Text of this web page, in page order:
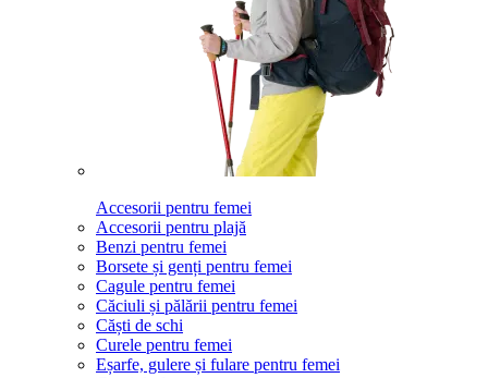
Accesorii pentru femei
Accesorii pentru plajă
Benzi pentru femei
Borsete și genți pentru femei
Cagule pentru femei
Căciuli și pălării pentru femei
Căști de schi
Curele pentru femei
Eșarfe, gulere și fulare pentru femei